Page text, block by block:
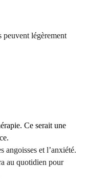
peuvent légèrement
Ce serait une
angoisses et l’anxiété.
au quotidien pour